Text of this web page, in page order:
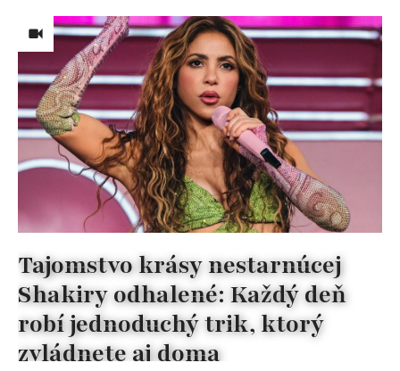
Tajomstvo krásy nestarnúcej
Shakiry odhalené: Každý deň
robí jednoduchý trik, ktorý
zvládnete aj doma